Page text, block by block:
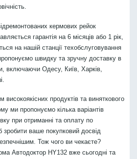
кермових рейок
гарантія на 6 місяців або 1 рік,
на нашій станції техобслуговування
швидку та зручну доставку в
включаючи Одесу, Київ, Харків,
продуктів та виняткового
ми пропонуємо кілька варіантів
при отриманні та оплату по
ваше покупковий досвід
Тож чого ви чекаєте?
Автодоктор HY132 вже сьогодні та